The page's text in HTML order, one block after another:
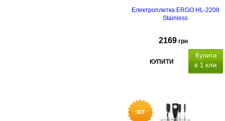
Електроплитка ERGO HL-2208
Stainless
2169 грн
КУПИТИ
Купити
в 1 клік